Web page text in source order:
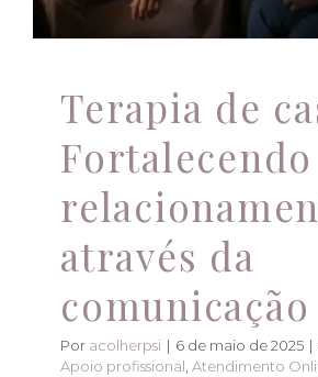
família Psicologia Psicoterapia
Terapia de casal
Terapia de
Fortalecendo
através da
comunicação
Por acolherpsi | 6 de maio de 2025 |
Apoio profissional, Atendimento